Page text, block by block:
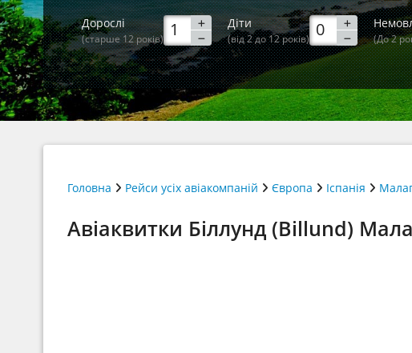
Дорослі
(старше 12 років)
Діти
(від 2 до 12 років) (До 2
Головна Рейси усіх авіакомпаній Європа Іспанія
Авіаквитки Біллунд (Billund)